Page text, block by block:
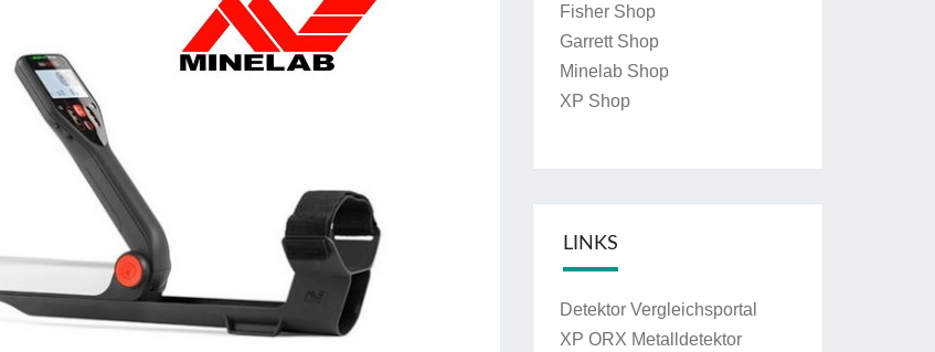
Fisher Shop
Garrett Shop
Minelab Shop
XP Shop
LINKS
Detektor Vergleichsportal
XP ORX Metalldetektor